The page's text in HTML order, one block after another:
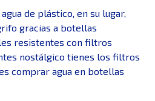
de plástico, en su lugar,
gracias a botellas
resistentes con filtros
nostálgico tienes los filtros
comprar agua en botellas